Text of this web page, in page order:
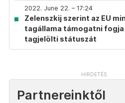
2022. June 22. – 17:24
Zelenszkij szerint az EU
tagállama támogatni fogja
tagjelölti státuszát
Partnereinktől